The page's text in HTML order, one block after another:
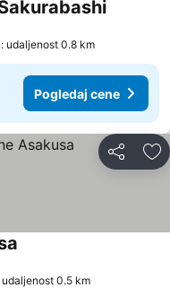
udaljenost 0.8 km
Pogledaj cene
Deli
0.5 km